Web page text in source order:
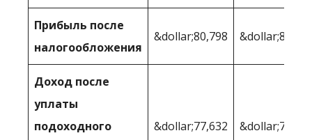
Прибыль после
налогообложения
&dollar;80,798
Доход после
уплаты
подоходного
&dollar;77,632 &dollar;79